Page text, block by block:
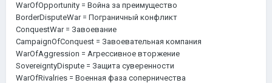
WarOfOpportunity = Война за преимущество
BorderDisputeWar = Пограничный конфликт
ConquestWar = Завоевание
CampaignOfConquest = Завоевательная компания
WarOfAggression = Агрессивное вторжение
SovereigntyDispute = Защита суверенности
WarOfRivalries = Военная фаза соперничества